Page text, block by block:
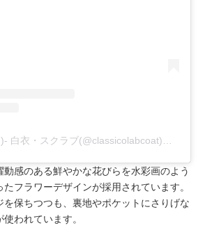
感のある鮮やかな花びらを水彩画のよう
フラワーデザインが採用されています。
保ちつつも、裏地やポケットにさりげな
われています。